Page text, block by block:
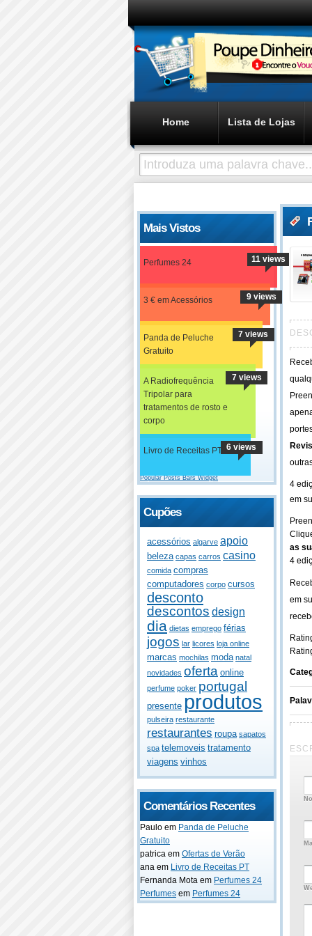
Home Lista de Lojas
Mais Vistos
Perfumes 24 11 views
3 € em Acessórios 9 views
Panda de Peluche
Gratuito
7 views
A Radiofrequência
Tripolar para
tratamentos de rosto e
corpo
7 views
Livro de Receitas PT 6 views
Popular Posts Bars Widget
Cupões
acessórios algarve apoio
beleza capas carros casino
comida compras
computadores corpo cursos
desconto
descontos design
dia dietas emprego férias
jogos lar licores loja online
marcas mochilas moda natal
novidades oferta online
perfume poker portugal
presente produtos
pulseira restaurante
restaurantes roupa sapatos
spa telemoveis tratamento
viagens vinhos
Comentários Recentes
Paulo em Panda de Peluche
Gratuito
patrica em Ofertas de Verão
ana em Livro de Receitas PT
Fernanda Mota em Perfumes 24
Perfumes em Perfumes 24
4
em
as
4
em